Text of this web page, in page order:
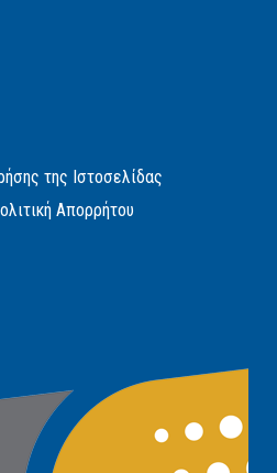
της Ιστοσελίδας
Απορρήτου